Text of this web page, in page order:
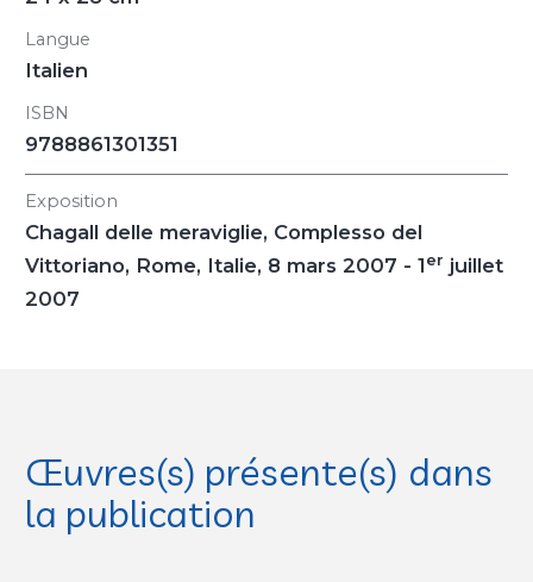
Langue
Italien
ISBN
9788861301351
Exposition
Chagall delle meraviglie, Complesso del
Vittoriano, Rome, Italie, 8 mars 2007 - 1er juillet
2007
Œuvres(s) présente(s) dans
la publication